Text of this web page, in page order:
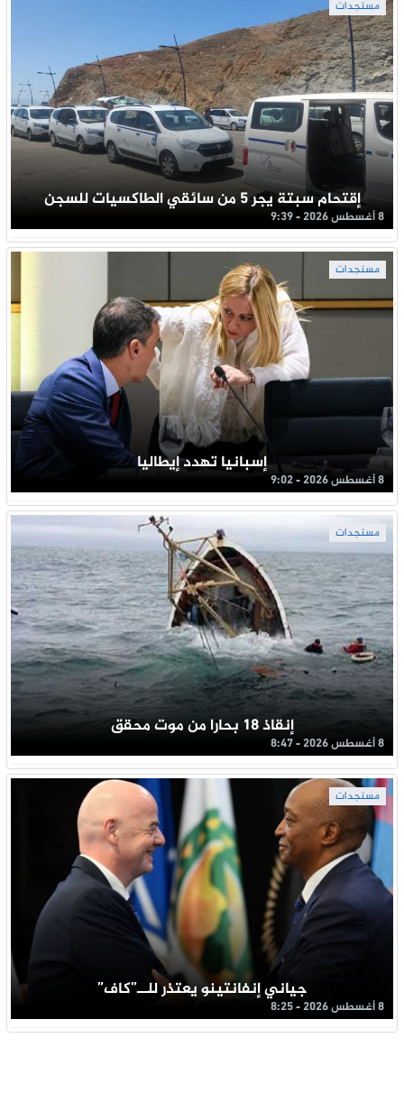
مستجدات
إقتحام سبتة يجر 5 من سائقي الطاكسيات للسجن
8 أغسطس 2026 - 9:39
مستجدات
إسبانيا تهدد إيطاليا
8 أغسطس 2026 - 9:02
مستجدات
إنقاذ 18 بحارا من موت محقق
8 أغسطس 2026 - 8:47
مستجدات
جياني إنفانتينو يعتذر للــ”كاف”
8 أغسطس 2026 - 8:25